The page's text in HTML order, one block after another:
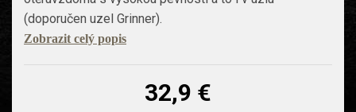
(doporučen uzel Grinner).
Zobrazit celý popis
32,9 €